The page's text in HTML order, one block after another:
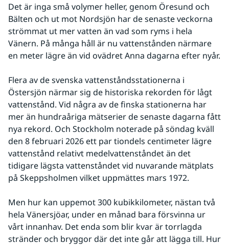
Det är inga små volymer heller, genom Öresund och
Bälten och ut mot Nordsjön har de senaste veckorna
strömmat ut mer vatten än vad som ryms i hela
Vänern. På många håll är nu vattenstånden närmare
en meter lägre än vid ovädret Anna dagarna efter nyår.
Flera av de svenska vattenståndsstationerna i
Östersjön närmar sig de historiska rekorden för lågt
vattenstånd. Vid några av de finska stationerna har
mer än hundraåriga mätserier de senaste dagarna fått
nya rekord. Och Stockholm noterade på söndag kväll
den 8 februari 2026 ett par tiondels centimeter lägre
vattenstånd relativt medelvattenståndet än det
tidigare lägsta vattenståndet vid nuvarande mätplats
på Skeppsholmen vilket uppmättes mars 1972.
Men hur kan uppemot 300 kubikkilometer, nästan två
hela Vänersjöar, under en månad bara försvinna ur
vårt innanhav. Det enda som blir kvar är torrlagda
stränder och bryggor där det inte går att lägga till. Hur